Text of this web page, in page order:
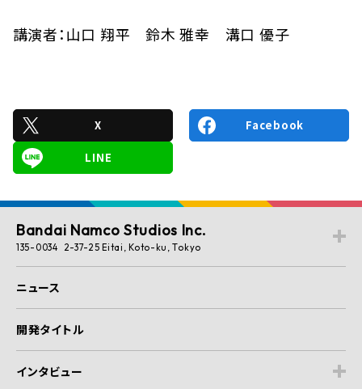
講演者：山口 翔平 鈴木 雅幸 溝口 優子
X Facebook
LINE
Bandai Namco Studios Inc.
135-0034 2-37-25 Eitai, Koto-ku, Tokyo
ニュース
開発タイトル
インタビュー